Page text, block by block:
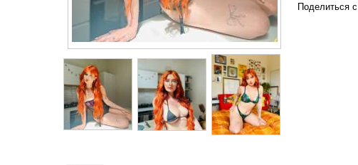
Поделиться